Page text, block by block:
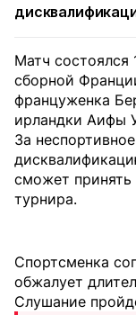
Матч состоялся
сборной
француженка
ирландки Аифы
За
сможет принять
турнира.
Спортсменка
обжалует
Слушание